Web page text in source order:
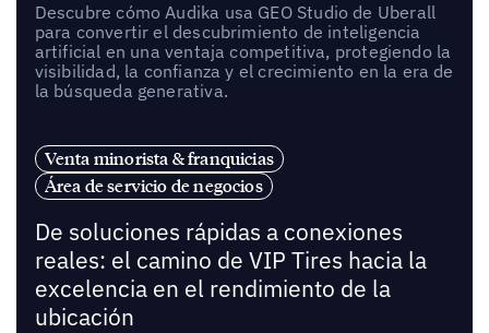
Descubre cómo Audika usa GEO Studio de Uberall
para convertir el descubrimiento de inteligencia
artificial en una ventaja competitiva, protegiendo la
visibilidad, la confianza y el crecimiento en la era de
la búsqueda generativa.
Venta minorista & franquicias
Área de servicio de negocios
De soluciones rápidas a conexiones
reales: el camino de VIP Tires hacia la
excelencia en el rendimiento de la
ubicación